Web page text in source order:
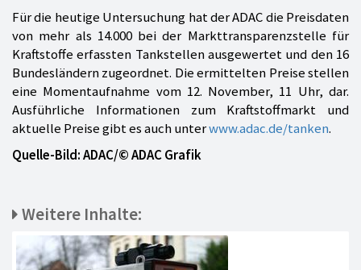
Für die heutige Untersuchung hat der ADAC die Preisdaten
von mehr als 14.000 bei der Markttransparenzstelle für
Kraftstoffe erfassten Tankstellen ausgewertet und den 16
Bundesländern zugeordnet. Die ermittelten Preise stellen
eine Momentaufnahme vom 12. November, 11 Uhr, dar.
Ausführliche Informationen zum Kraftstoffmarkt und
aktuelle Preise gibt es auch unterwww.adac.de/tanken.
Quelle-Bild: ADAC/© ADAC Grafik
Weitere Inhalte: